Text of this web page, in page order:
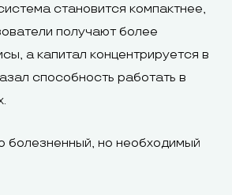
становится компактнее,
получают более
а капитал концентрируется в
способность работать в
болезненный, но необходимый